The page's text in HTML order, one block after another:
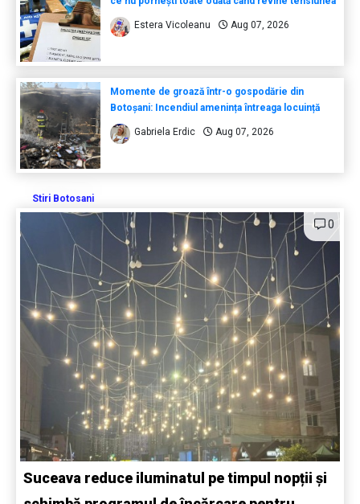
Estera Vicoleanu Aug 07, 2026
Momente de groază într-o gospodărie din
Botoșani: Incendiul amenința întreaga locuință
Gabriela Erdic Aug 07, 2026
Stiri Botosani
0
Suceava reduce iluminatul pe timpul nopții și